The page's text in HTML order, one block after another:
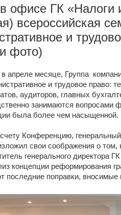
в офисе ГК
всероссийская
и
фото)
апреле месяце, Группа
и трудовое право:
аудиторов, главных
занимаются вопросами
была более чем насыщенной.
Конференцию,
свои соображения о том,
генерального директора
концепции реформирования
последние поправки,